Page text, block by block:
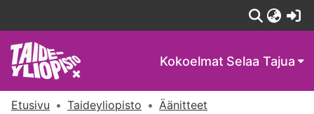
Kokoelmat Selaa Tajua
Etusivu Taideyliopisto
Äänitteet